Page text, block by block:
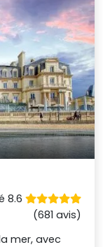
8.6
(681 avis)
mer, avec